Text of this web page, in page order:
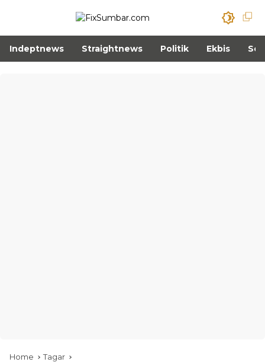
Indeptnews Straightnews Politik Ekbis
Home Tagar